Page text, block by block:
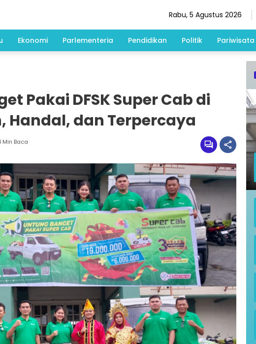
Rabu, 5 Agustus 2026
Ekonomi Parlementeria Pendidikan Politik Pariwisata
Pakai DFSK Super Cab di
Handal, dan Terpercaya
Min Baca